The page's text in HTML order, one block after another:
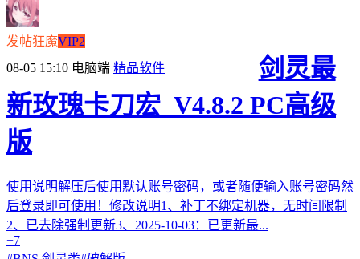
发帖狂魔VIP2
08-05 15:10 电脑端 精品软件
剑灵最
新玫瑰卡刀宏_V4.8.2 PC高级
版
使用说明解压后使用默认账号密码，或者随便输入账号密码然
后登录即可使用！修改说明1、补丁不绑定机器，无时间限制
2、已去除强制更新3、2025-10-03：已更新最...
+7